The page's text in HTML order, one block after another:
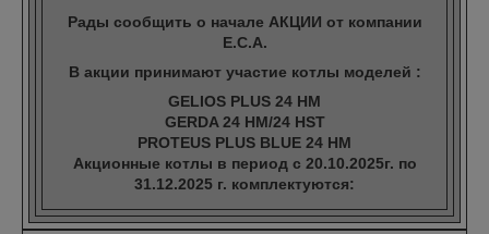
Рады сообщить о начале АКЦИИ от компании
Е.С.А.
В акции принимают участие котлы моделей :
GELIOS PLUS 24 HM
GERDA 24 HM/24 HST
PROTEUS PLUS BLUE 24 HM
Акционные котлы в период с 20.10.2025г. по
31.12.2025 г. комплектуются: